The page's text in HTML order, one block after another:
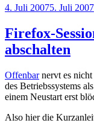
Veröffentlicht
4. Juli 20075. Juli 2007
Firefox-
abschalten
Offenbarnervt es nicht
des Betriebssystems
einem Neustart erst
Also hier die